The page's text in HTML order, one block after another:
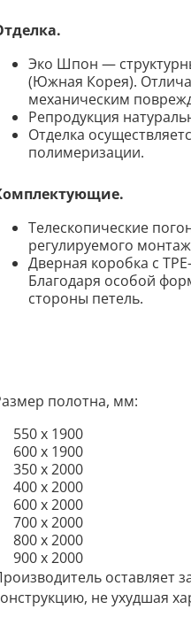
Эко Шпон —
(Южная Корея).
механическим
Репродукция
Отделка
полимеризации.
Телескопические
регулируемого
Дверная коробка с
Благодаря особой
стороны петель.
полотна, мм:
550 х 1900
600 х 1900
350 х 2000
400 х 2000
600 х 2000
700 х 2000
800 х 2000
900 х 2000
оставляет
не ухудшая